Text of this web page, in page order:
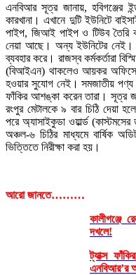
এনবিআর সূত্র জানায়, হবিগঞ্জের
কারখানা। এখানে দুটি ইউনিটে
পাইপ, জিআই পাইপ ও টিউব তৈরি
নেয়া আছে। অন্য ইউনিটের নেই।
ব্যবহার করে। রাজস্ব কর্মকর্তারা
(বিআইএন) থাকলেও আয়কর অফিসে
হওয়ার সুযোগ নেই। সমজাতীয় পণ্য
ফাঁকির আশঙ্কা করেন তারা। সূত্র
রংপুর মেটালকে ৯ বার চিঠি দেয়া
পরে অ্যাসাইকুডা ওয়ার্ল্ড
অঞ্চল-৬ চিঠির মাধ্যমে বার্ষিক
ভিত্তিতে নিরীক্ষা করা হয়।
আরো জানতে………
কালীগঞ্জে
দখলে!
ট্যাক্স
এনবিআর’র